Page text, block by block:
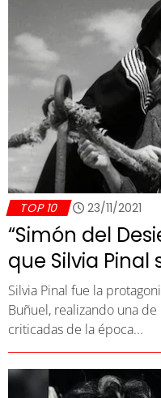
TOP 10 23/11/2021
“Simón del
que Silvia Pinal
Silvia Pinal fue la
Buñuel, realizando una de
criticadas de la época...